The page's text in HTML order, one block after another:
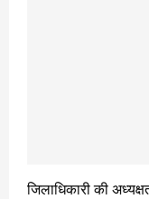
जिलाधिकारी की